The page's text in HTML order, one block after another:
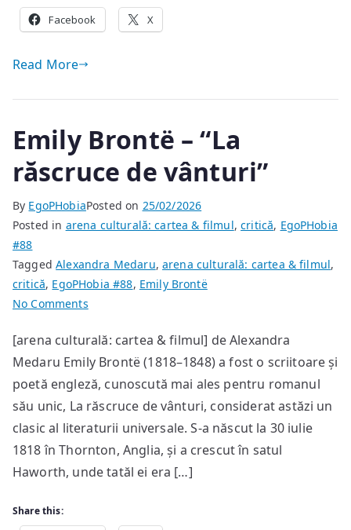
Facebook X
Read More
Emily Brontë – “La
răscruce de vânturi”
By EgoPHobiaPosted on 25/02/2026
Posted in arena culturală: cartea & filmul,critică, EgoPHobia
#88
TaggedAlexandra Medaru,arena culturală: cartea & filmul,
critică, EgoPHobia #88, Emily Brontë
No Commentson
Brontë
–
“La
răscruce
de
[arena culturală: cartea & filmul] de Alexandra
Medaru Emily Brontë (1818–1848) a fost o scriitoare și
poetă engleză, cunoscută mai ales pentru romanul
său unic, La răscruce de vânturi, considerat astăzi un
clasic al literaturii universale. S-a născut la 30 iulie
1818 în Thornton, Anglia, și a crescut în satul
Haworth, unde tatăl ei era […]
Share this: